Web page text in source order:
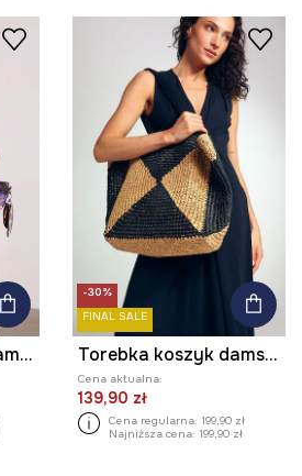
Torebka shopper damska z brelokiem z kolekcji Kit Mizeres x Medicine
-30%
FINAL SALE
Torebka koszyk damska pleciona
Cena aktualna:
139,90 zł
Cena regularna: 199,90 zł
Najniższa cena: 199,90 zł